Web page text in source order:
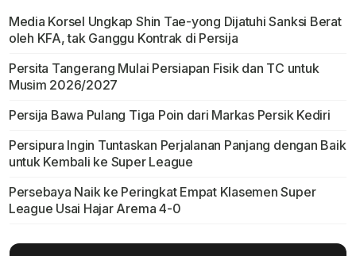
Media Korsel Ungkap Shin Tae-yong Dijatuhi Sanksi Berat
oleh KFA, tak Ganggu Kontrak di Persija
Persita Tangerang Mulai Persiapan Fisik dan TC untuk
Musim 2026/2027
Persija Bawa Pulang Tiga Poin dari Markas Persik Kediri
Persipura Ingin Tuntaskan Perjalanan Panjang dengan Baik
untuk Kembali ke Super League
Persebaya Naik ke Peringkat Empat Klasemen Super
League Usai Hajar Arema 4-0